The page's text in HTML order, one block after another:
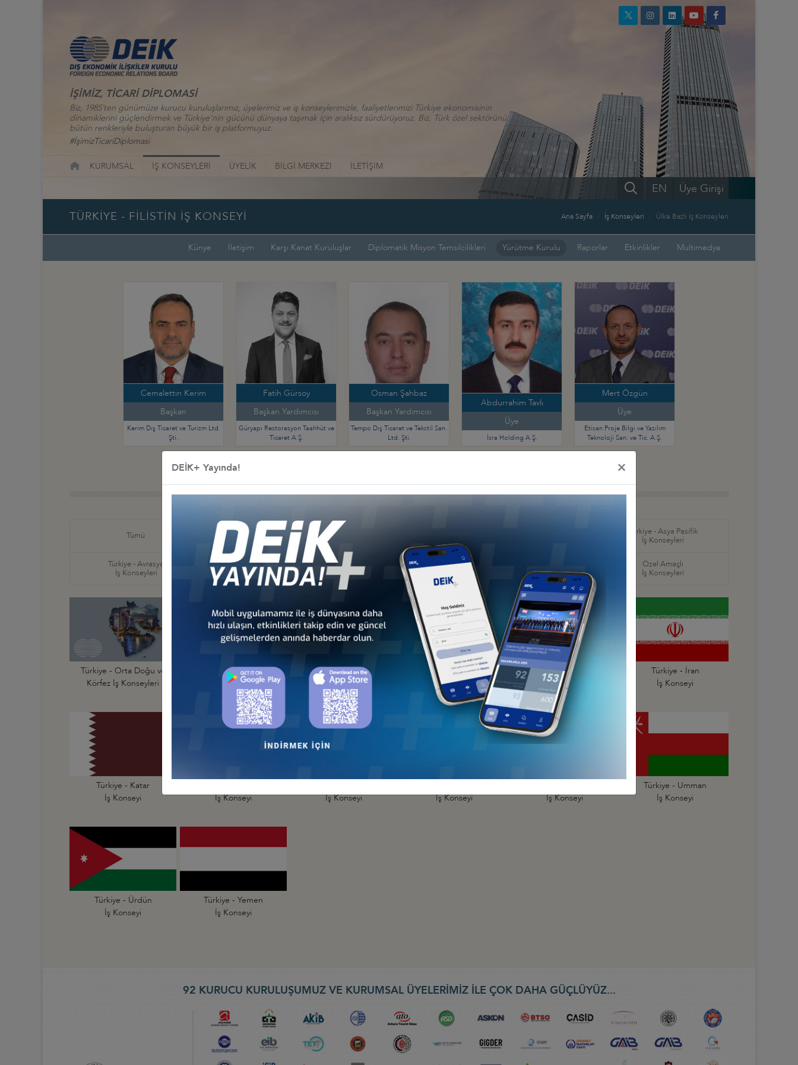
İŞİMİZ, TİCARİ DİPLOMASİ
Biz, 1985’ten günümüze kurucu kuruluşlarımız, üyelerimiz ve iş konseylerimizle, faaliyetlerimizi Türkiye ekonomisinin
dinamiklerini güçlendirmek ve Türkiye’nin gücünü dünyaya taşımak için aralıksız sürdürüyoruz. Biz, Türk özel sektörünü
bütün renkleriyle buluşturan büyük bir iş platformuyuz.
#İşimizTicariDiplomasi
KURUMSAL İŞ KONSEYLERİ ÜYELİK BİLGİ MERKEZİ İLETİŞİM
Üye Girişi
EN
TÜRKİYE - FİLİSTİN İŞ KONSEYİ Ana Sayfa İş Konseyleri Ülke Bazlı İş Konseyleri
Künye İletişim Karşı Kanat Kuruluşlar Diplomatik Misyon Temsilcilikleri Yürütme Kurulu Raporlar Etkinlikler Multimedya
Cemalettin Kerim
Başkan
Kerim Dış Ticaret ve Turizm Ltd.
Şti.
Fatih Gürsoy
Başkan Yardımcısı
Güryapı Restorasyon Taahhüt ve
Ticaret A.Ş.
Osman Şahbaz
Başkan Yardımcısı
Tempo Dış Ticaret ve Tekstil San.
Ltd. Şti.
Abdurrahim Tavlı
Üye
İsra Holding A.Ş.
Mert Özgün
Üye
Etisan Proje Bilgi ve Yazılım
Teknoloji San. ve Tic. A.Ş.
Diğer İş Konseyleri
Tümü
Türkiye - Afrika
İş Konseyleri
Türkiye - Kuzey Amerika
Türkiye - Asya Pasifik
İş Konseyleri
Türkiye - Avrasya
İş Konseyleri
Türkiye - Avrupa
İş Konseyleri
Türkiye - Orta Doğu ve
Körfez İş Konseyleri
İş Konseyleri
Özel Amaçlı
İş Konseyleri
Türkiye - Orta Doğu ve
Körfez İş Konseyleri
Türkiye - Bahreyn
İş Konseyi
Türkiye - Birleşik Arap
Emirlikleri İş Konseyi
Türkiye - Filistin
İş Konseyi
Türkiye - Irak
İş Konseyi
Türkiye - İran
İş Konseyi
Türkiye - Katar
İş Konseyi
İş Konseyi
İş Konseyi
İş Konseyi
İş Konseyi
Türkiye - Umman
İş Konseyi
Türkiye - Ürdün
İş Konseyi
Türkiye - Yemen
İş Konseyi
92 KURUCU KURULUŞUMUZ VE KURUMSAL ÜYELERİMİZ İLE ÇOK DAHA GÜÇLÜYÜZ...
DEİK+ Yayında! ×